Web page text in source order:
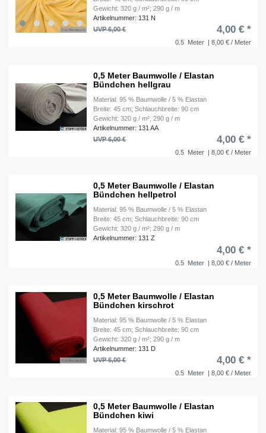
Gewicht: 320 g / m²; 290 g / m
Artikelnummer: 131 N
0.5 Meter | 8,00 € / Meter
UVP 6,00 € 4,00 € *
0,5 Meter Baumwolle / Elastan
Bündchen hellgrau
Material: 95 % Baumwolle / 5 % Elastan
Breite: 45 cm; Schlauchbreite: 90 cm
Gewicht: 320 g / m²; 290 g / m
Artikelnummer: 131 AA
0.5 Meter | 8,00 € / Meter
UVP 6,00 € 4,00 € *
0,5 Meter Baumwolle / Elastan
Bündchen hellpetrol
Material: 95 % Baumwolle / 5 % Elastan
Breite: 45 cm; Schlauchbreite: 90 cm
Gewicht: 320 g / m²; 290 g / m
Artikelnummer: 131 Z
0.5 Meter | 8,00 € / Meter
4,00 € *
0,5 Meter Baumwolle / Elastan
Bündchen kirschrot
Material: 95 % Baumwolle / 5 % Elastan
Breite: 45 cm; Schlauchbreite: 90 cm
Gewicht: 320 g / m²; 290 g / m
Artikelnummer: 131 D
0.5 Meter | 8,00 € / Meter
UVP 6,00 € 4,00 € *
0,5 Meter Baumwolle / Elastan
Bündchen kiwi
Material: 95 % Baumwolle / 5 % Elastan